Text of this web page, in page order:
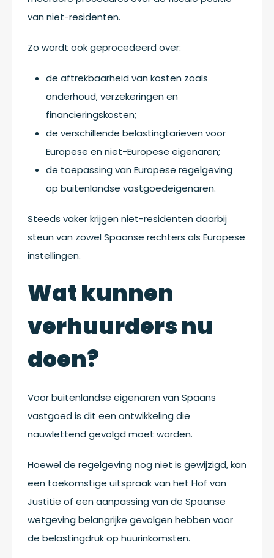
van niet-residenten.
Zo wordt ook geprocedeerd over:
de aftrekbaarheid van kosten zoals
onderhoud, verzekeringen en
financieringskosten;
de verschillende belastingtarieven voor
Europese en niet-Europese eigenaren;
de toepassing van Europese regelgeving
op buitenlandse vastgoedeigenaren.
Steeds vaker krijgen niet-residenten daarbij
steun van zowel Spaanse rechters als Europese
instellingen.
Wat kunnen
verhuurders nu
doen?
Voor buitenlandse eigenaren van Spaans
vastgoed is dit een ontwikkeling die
nauwlettend gevolgd moet worden.
Hoewel de regelgeving nog niet is gewijzigd, kan
een toekomstige uitspraak van het Hof van
Justitie of een aanpassing van de Spaanse
wetgeving belangrijke gevolgen hebben voor
de belastingdruk op huurinkomsten.